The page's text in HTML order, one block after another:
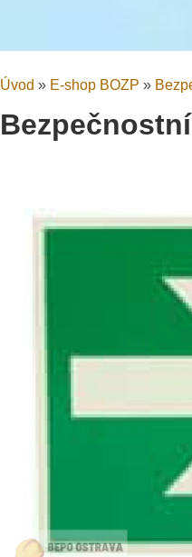
Úvod » E-shop BOZP »
Bezpečnostní